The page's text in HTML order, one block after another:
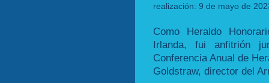
realización: 9 de mayo de
Como Heraldo
Irlanda, fui anfitrión
Conferencia Anual de
Goldstraw, director del